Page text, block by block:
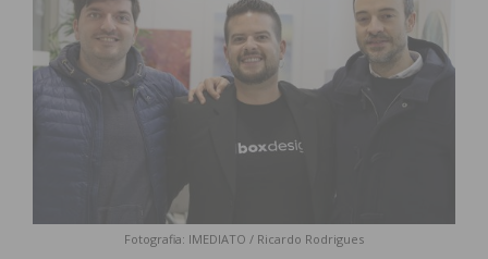
Fotografia: IMEDIATO / Ricardo Rodrigues